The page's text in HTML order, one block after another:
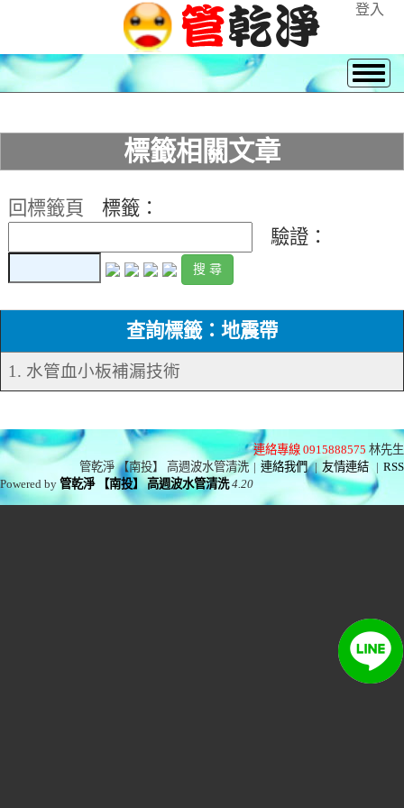
登入
標籤相關文章
回標籤頁
標籤：
驗證：
查詢標籤：地震帶
1. 水管血小板補漏技術
連絡專線 0915888575 林先生
管乾淨 【南投】 高週波水管清洗 | 連絡我們 | 友情連結 | RSS
Powered by管乾淨 【南投】 高週波水管清洗 4.20